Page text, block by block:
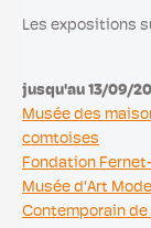
Les expositions
jusqu'au 13/09/20
Musée des
comtoises
Fondation
Musée d'Art
Contemporain